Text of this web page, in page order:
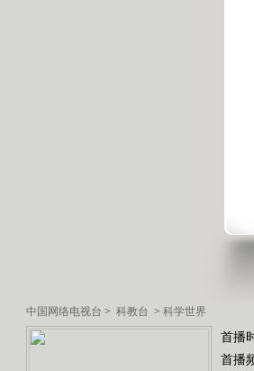
中国网络电视台 > 科教台 > 科学世界
首播
首播